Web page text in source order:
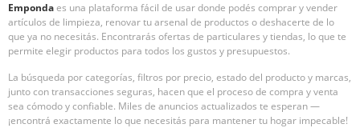
Empondaes una plataforma fácil de usar donde podés comprar y vender
artículos de limpieza, renovar tu arsenal de productos o deshacerte de lo
que ya no necesitás. Encontrarás ofertas de particulares y tiendas, lo que te
permite elegir productos para todos los gustos y presupuestos.
La búsqueda por categorías, filtros por precio, estado del producto y marcas,
junto con transacciones seguras, hacen que el proceso de compra y venta
sea cómodo y confiable. Miles de anuncios actualizados te esperan —
¡encontrá exactamente lo que necesitás para mantener tu hogar impecable!